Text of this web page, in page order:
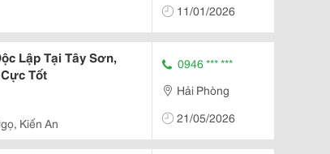
11/01/2026
Lập Tại Tây Sơn,
Tốt
Kiến An
0946 *** ***
Hải Phòng
21/05/2026